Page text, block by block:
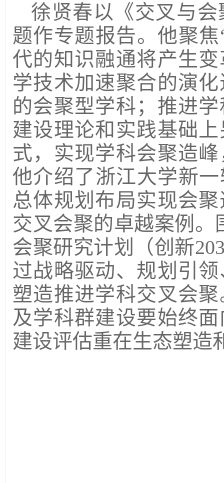
徐贤春以《交叉与
题作专题报告。他聚焦
代的知识融通将产生
学技术加速聚合的演
的会聚型学科；推进
建设理论和实践基础
式，实现学科会聚造
他介绍了浙江大学新
总体规划布局实现会
交叉会聚的卓越案例。
会聚研究计划（创新
过战略驱动、规划引
塑造推进学科交叉会
及学科群建设要始终
建设评估重在生态塑造